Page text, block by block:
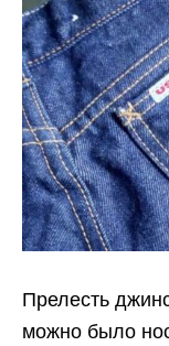
Прелесть
можно было